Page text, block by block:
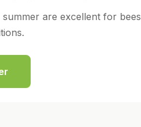
are excellent for